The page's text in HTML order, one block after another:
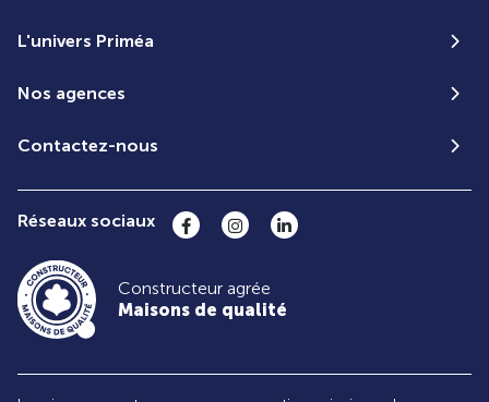
L'univers Priméa
Nos agences
Contactez-nous
Réseaux sociaux
Constructeur agrée
Maisons de qualité